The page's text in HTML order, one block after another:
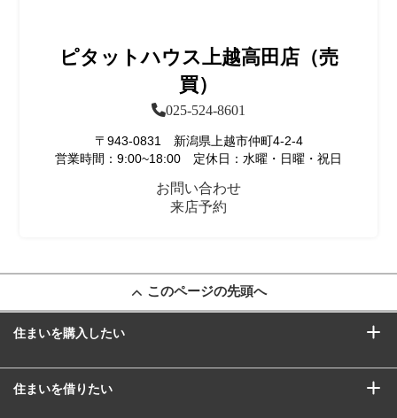
ピタットハウス上越高田店（売
買）
025-524-8601
〒943-0831 新潟県上越市仲町4-2-4
営業時間：9:00~18:00 定休日：水曜・日曜・祝日
お問い合わせ
来店予約
このページの先頭へ
住まいを購入したい
住まいを借りたい